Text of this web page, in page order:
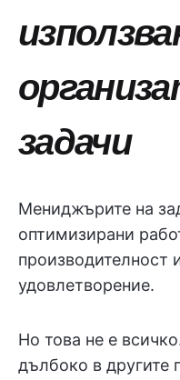
задачи
Мениджърите на
оптимизирани
производителност
удовлетворение.
Но това не е
дълбоко в другите